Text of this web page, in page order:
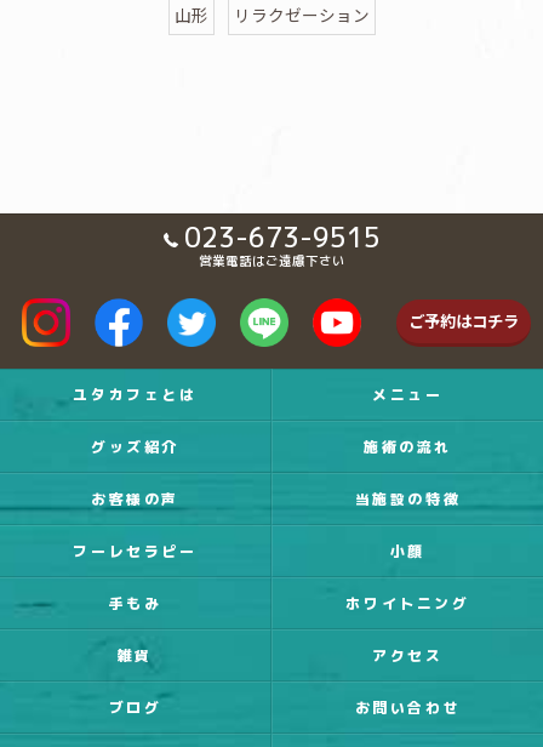
山形 リラクゼーション
023-673-9515
営業電話はご遠慮下さい
ご予約はコチラ
ユタカフェとは メニュー
グッズ紹介 施術の流れ
お客様の声 当施設の特徴
フーレセラピー 小顔
手もみ ホワイトニング
雑貨 アクセス
ブログ お問い合わせ